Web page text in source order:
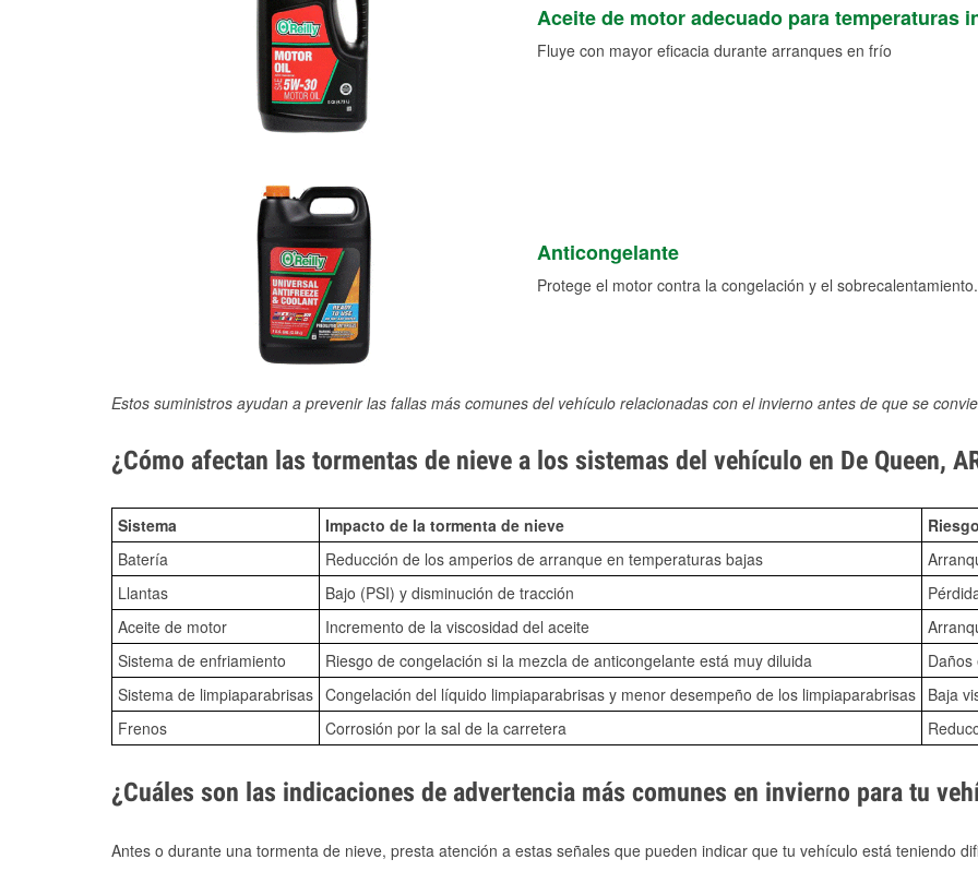
Aceite de motor adecuado para temperaturas
Fluye con mayor eficacia durante arranques en frío
Anticongelante
Protege el motor contra la congelación y el sobrecalentamiento.
Estos suministros ayudan a prevenir las fallas más comunes del vehículo relacionadas con el invierno antes de que se
¿Cómo afectan las tormentas de nieve a los sistemas del vehículo en De Queen,
Sistema Impacto de la tormenta de nieve
Batería
Reducción de los amperios de arranque en temperaturas bajas
Llantas
Bajo (PSI) y disminución de tracción
Aceite de motor
Incremento de la viscosidad del aceite
Sistema de enfriamiento
Riesgo de congelación si la mezcla de anticongelante está muy diluida
Sistema de limpiaparabrisas Congelación del líquido limpiaparabrisas y menor desempeño de los limpiaparabrisas Baja
Frenos
Corrosión por la sal de la carretera
¿Cuáles son las indicaciones de advertencia más comunes en invierno para tu
Antes o durante una tormenta de nieve, presta atención a estas señales que pueden indicar que tu vehículo está teniendo